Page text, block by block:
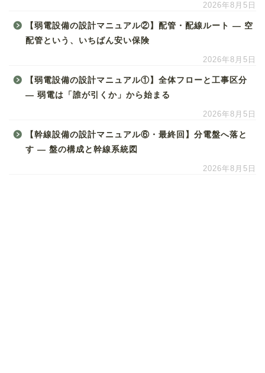
2026年8月5日
【弱電設備の設計マニュアル②】配管・配線ルート ― 空
配管という、いちばん安い保険
2026年8月5日
【弱電設備の設計マニュアル①】全体フローと工事区分
― 弱電は「誰が引くか」から始まる
2026年8月5日
【幹線設備の設計マニュアル⑥・最終回】分電盤へ落と
す ― 盤の構成と幹線系統図
2026年8月5日